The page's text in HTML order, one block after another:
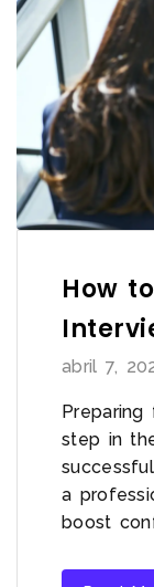
How
abril 7,
step in
a
boost